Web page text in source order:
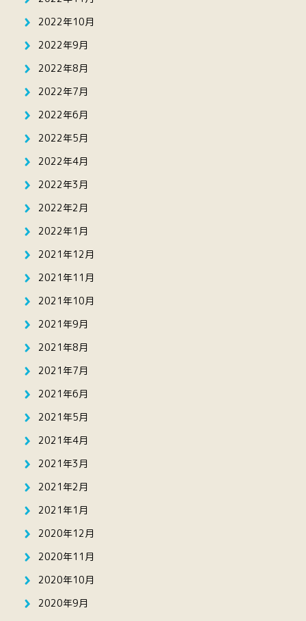
2022年10月
2022年9月
2022年8月
2022年7月
2022年6月
2022年5月
2022年4月
2022年3月
2022年2月
2022年1月
2021年12月
2021年11月
2021年10月
2021年9月
2021年8月
2021年7月
2021年6月
2021年5月
2021年4月
2021年3月
2021年2月
2021年1月
2020年12月
2020年11月
2020年10月
2020年9月